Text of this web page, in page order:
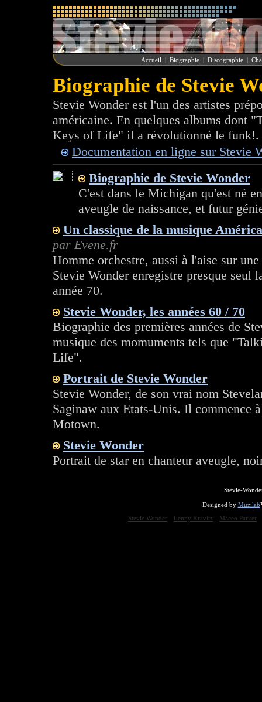
Accueil | Biographie| Discographie|
Biographie de Stevie
Stevie Wonder est l'un des artistes
américaine. En quelques albums dont
Keys of Life" il a révolutionné le funk!.
Documentation en ligne sur Stevie
Biographie de Stevie Wonder
C'est dans le Michigan qu'est né
aveugle de naissance, et futur
Un classique de la musique
par Evene.fr
Homme orchestre, aussi à l'aise sur
Stevie Wonder enregistre presque seul
année 70.
Stevie Wonder, les années 60 / 70
Biographie des premières années de
musique des momuments tels que
Life".
Portrait de Stevie Wonder
Stevie Wonder, de son vrai nom
Saginaw aux Etats-Unis. Il commence
Motown.
Stevie Wonder
Portrait de star en chanteur aveugle,
Stevie-
Designed by Muzilab
Stevie Wonder
Lenny Kravitz Maceo Parker